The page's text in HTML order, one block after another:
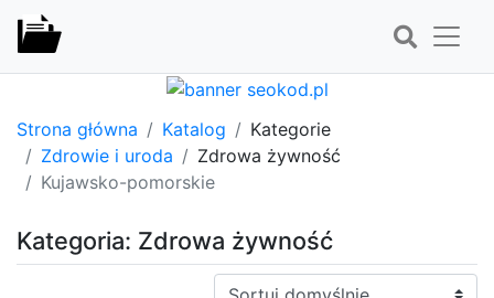
Strona główna Katalog
Kategorie
Zdrowie i uroda
Zdrowa żywność
Kujawsko-pomorskie
Kategoria: Zdrowa żywność
Sortuj: